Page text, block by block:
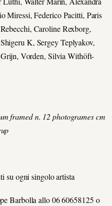
Miressi, Federico Pacitti, Paris
Caroline Rexborg,
K, Sergey Teplyakov,
Vorden, Silvia Withöft-
framed n. 12 photogrames cm
su ogni singolo artista
Barbolla allo 06 60658125 o